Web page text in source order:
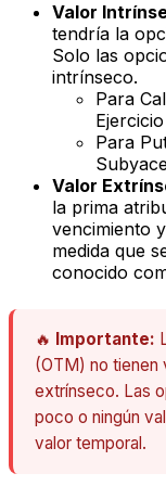
Valor
tendría la
Solo las
intrínseco.
Para
Para
Valor
la prima
vencimiento
medida que
conocido
🔥 Importante:
(OTM) no tienen
extrínseco. Las
poco o ningún
valor temporal.